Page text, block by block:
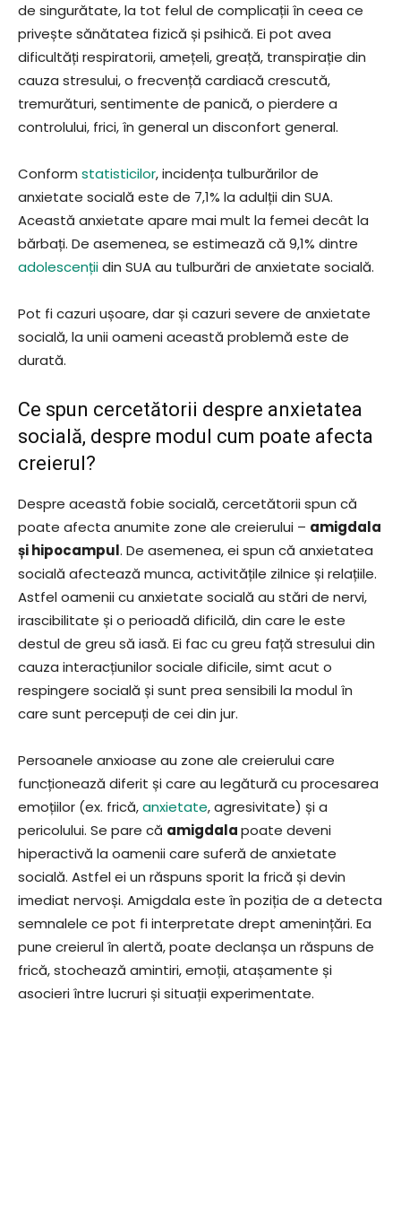
de singurătate, la tot felul de complicații în ceea ce
privește sănătatea fizică și psihică. Ei pot avea
dificultăți respiratorii, amețeli, greață, transpirație din
cauza stresului, o frecvență cardiacă crescută,
tremurături, sentimente de panică, o pierdere a
controlului, frici, în general un disconfort general.
Conform statisticilor, incidența tulburărilor de
anxietate socială este de 7,1% la adulții din SUA.
Această anxietate apare mai mult la femei decât la
bărbați. De asemenea, se estimează că 9,1% dintre
adolescențiidin SUA au tulburări de anxietate socială.
Pot fi cazuri ușoare, dar și cazuri severe de anxietate
socială, la unii oameni această problemă este de
durată.
Ce spun cercetătorii despre anxietatea
socială, despre modul cum poate afecta
creierul?
Despre această fobie socială, cercetătorii spun că
poate afecta anumite zone ale creierului – amigdala
și hipocampul. De asemenea, ei spun că anxietatea
socială afectează munca, activitățile zilnice și relațiile.
Astfel oamenii cu anxietate socială au stări de nervi,
irascibilitate și o perioadă dificilă, din care le este
destul de greu să iasă. Ei fac cu greu față stresului din
cauza interacțiunilor sociale dificile, simt acut o
respingere socială și sunt prea sensibili la modul în
care sunt percepuți de cei din jur.
Persoanele anxioase au zone ale creierului care
funcționează diferit și care au legătură cu procesarea
emoțiilor (ex. frică,anxietate, agresivitate) și a
pericolului. Se pare că amigdalapoate deveni
hiperactivă la oamenii care suferă de anxietate
socială. Astfel ei un răspuns sporit la frică și devin
imediat nervoși. Amigdala este în poziția de a detecta
semnalele ce pot fi interpretate drept amenințări. Ea
pune creierul în alertă, poate declanșa un răspuns de
frică, stochează amintiri, emoții, atașamente și
asocieri între lucruri și situații experimentate.